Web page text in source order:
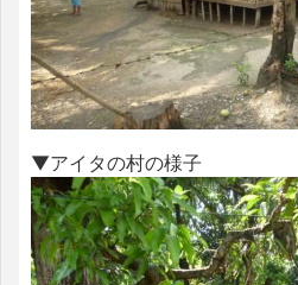
▼アイタの村の様子